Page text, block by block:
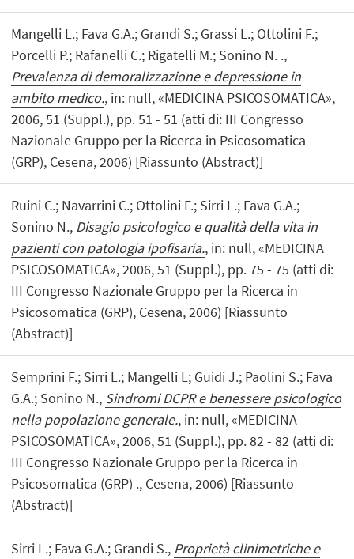
Mangelli L.; Fava G.A.; Grandi S.; Grassi L.; Ottolini F.;
Porcelli P.; Rafanelli C.; Rigatelli M.; Sonino N. .,
Prevalenza di demoralizzazione e depressione in
ambito medico., in: null, «MEDICINA PSICOSOMATICA»,
2006, 51 (Suppl.), pp. 51 - 51 (atti di: III Congresso
Nazionale Gruppo per la Ricerca in Psicosomatica
(GRP), Cesena, 2006) [Riassunto (Abstract)]
Ruini C.; Navarrini C.; Ottolini F.; Sirri L.; Fava G.A.;
Sonino N., Disagio psicologico e qualità della vita in
pazienti con patologia ipofisaria., in: null, «MEDICINA
PSICOSOMATICA», 2006, 51 (Suppl.), pp. 75 - 75 (atti di:
III Congresso Nazionale Gruppo per la Ricerca in
Psicosomatica (GRP), Cesena, 2006) [Riassunto
(Abstract)]
Semprini F.; Sirri L.; Mangelli L; Guidi J.; Paolini S.; Fava
G.A.; Sonino N., Sindromi DCPR e benessere psicologico
nella popolazione generale., in: null, «MEDICINA
PSICOSOMATICA», 2006, 51 (Suppl.), pp. 82 - 82 (atti di:
III Congresso Nazionale Gruppo per la Ricerca in
Psicosomatica (GRP) ., Cesena, 2006) [Riassunto
(Abstract)]
Sirri L.; Fava G.A.; Grandi S., Proprietà clinimetriche e